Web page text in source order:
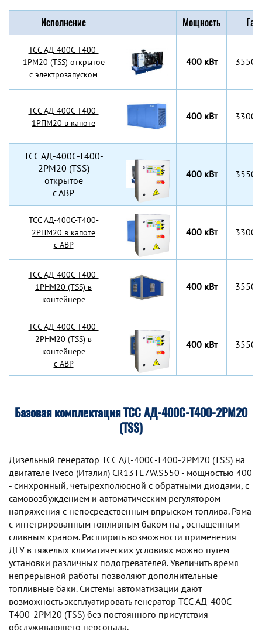
Исполнение Мощность
TCC АД-400С-Т400-
1РМ20 (TSS) открытое
с электрозапуском
400 кВт
TCC АД-400С-Т400-
1РПМ20 в капоте
400 кВт
TCC АД-400С-Т400-
2РМ20 (TSS)
открытое
с АВР
400 кВт
TCC АД-400С-Т400-
2РПМ20 в капоте
с АВР
400 кВт
TCC АД-400С-Т400-
1РНМ20 (TSS) в
контейнере
400 кВт
TCC АД-400С-Т400-
2РНМ20 (TSS) в
контейнере
с АВР
400 кВт
Базовая комплектация ТСС АД-400С-Т400-2РМ20
(TSS)
Дизельный генератор TCC АД-400С-Т400-2РМ20 (TSS) на
двигателе Iveco (Италия) CR13TE7W.S550 - мощностью 400
- синхронный, четырехполюсной с обратными диодами, с
самовозбуждением и автоматическим регулятором
напряжения с непосредственным впрыском топлива. Рама
с интегрированным топливным баком на , оснащенным
сливным краном. Расширить возможности применения
ДГУ в тяжелых климатических условиях можно путем
установки различных подогревателей. Увеличить время
непрерывной работы позволяют дополнительные
топливные баки. Системы автоматизации дают
возможность эксплуатировать генератор TCC АД-400С-
Т400-2РМ20 (TSS) без постоянного присутствия
обслуживающего персонала.